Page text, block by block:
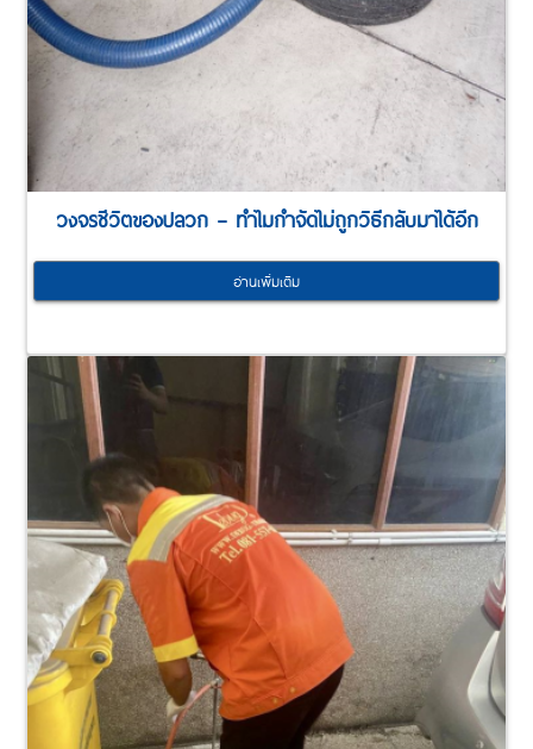
วงจรชีวิตของปลวก – ทำไมกำจัดไม่ถูกวิธีกลับมาได้อีก
อ่านเพิ่มเติม